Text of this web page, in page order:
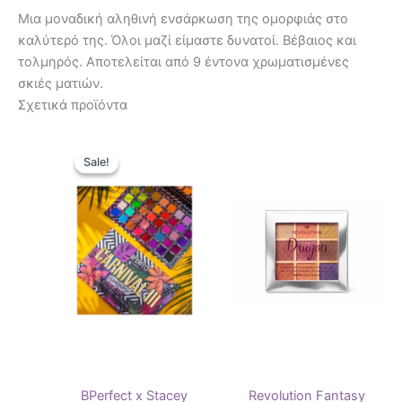
Μια μοναδική αληθινή ενσάρκωση της ομορφιάς στο
καλύτερό της. Όλοι μαζί είμαστε δυνατοί. Βέβαιος και
τολμηρός. Αποτελείται από 9 έντονα χρωματισμένες
σκιές ματιών.
Σχετικά προϊόντα
Sale!
Sale!
BPerfect x Stacey
54,90 €.είναι:
44,90 €.
Revolution Fantasy